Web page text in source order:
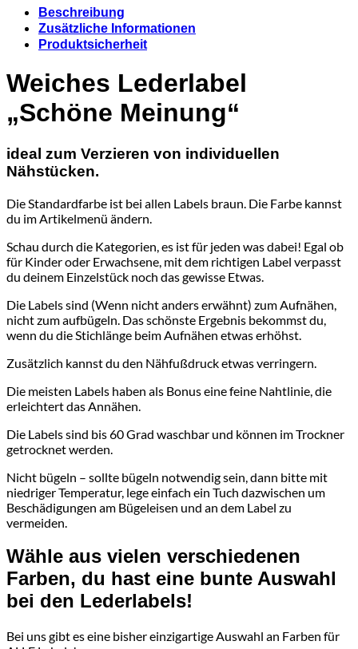
Beschreibung
Zusätzliche Informationen
Produktsicherheit
Weiches Lederlabel
„Schöne Meinung“
ideal zum Verzieren von individuellen
Nähstücken.
Die Standardfarbe ist bei allen Labels braun. Die Farbe kannst
du im Artikelmenü ändern.
Schau durch die Kategorien, es ist für jeden was dabei! Egal ob
für Kinder oder Erwachsene, mit dem richtigen Label verpasst
du deinem Einzelstück noch das gewisse Etwas.
Die Labels sind (Wenn nicht anders erwähnt) zum Aufnähen,
nicht zum aufbügeln. Das schönste Ergebnis bekommst du,
wenn du die Stichlänge beim Aufnähen etwas erhöhst.
Zusätzlich kannst du den Nähfußdruck etwas verringern.
Die meisten Labels haben als Bonus eine feine Nahtlinie, die
erleichtert das Annähen.
Die Labels sind bis 60 Grad waschbar und können im Trockner
getrocknet werden.
Nicht bügeln – sollte bügeln notwendig sein, dann bitte mit
niedriger Temperatur, lege einfach ein Tuch dazwischen um
Beschädigungen am Bügeleisen und an dem Label zu
vermeiden.
Wähle aus vielen verschiedenen
Farben, du hast eine bunte Auswahl
bei den Lederlabels!
Bei uns gibt es eine bisher einzigartige Auswahl an Farben für